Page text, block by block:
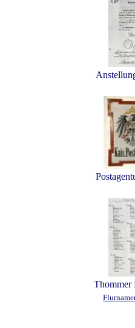
Thommer